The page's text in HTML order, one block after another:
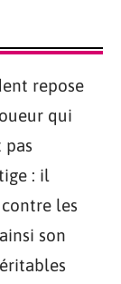
repose
qui
pas
: il
les
son